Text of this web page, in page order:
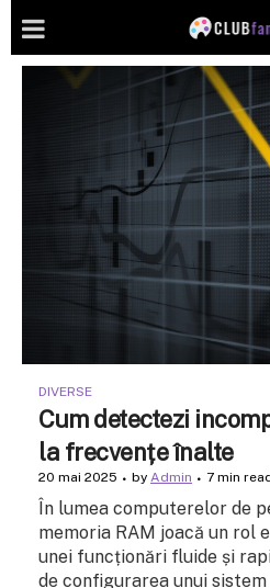
DIVERSE
Cum detectezi
la frecvențe înalte
20 mai 2025 by Admin 7 min
În lumea computerelor de
memoria RAM joacă un rol
unei funcționări fluide și
de configurarea unui